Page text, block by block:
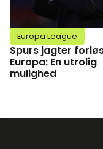
Europa League
Spurs jagter
Europa: En utrolig
mulighed